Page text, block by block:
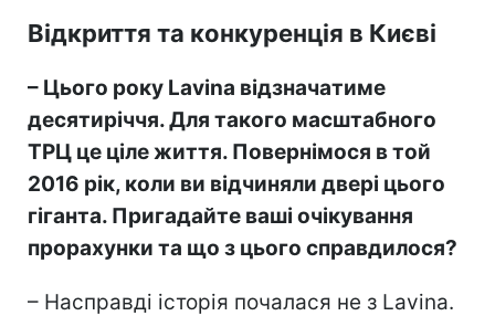
Відкриття та конкуренція в Києві
– Цього року Lavina відзначатиме
десятиріччя. Для такого масштабного
ТРЦ це ціле життя. Повернімося в той
2016 рік, коли ви відчиняли двері цього
гіганта. Пригадайте ваші очікування
прорахунки та що з цього справдилося?
– Насправді історія почалася не з Lavina.